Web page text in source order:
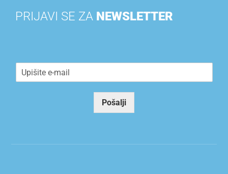
PRIJAVI SE ZANEWSLETTER
m
Pošalji